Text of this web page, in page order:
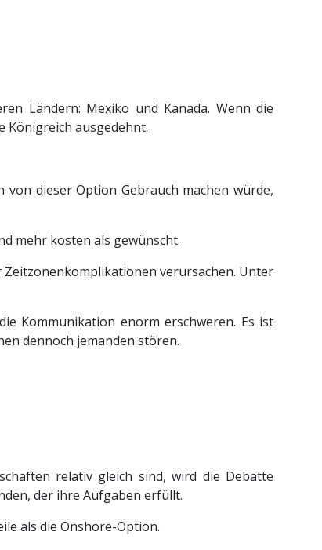
Ländern: Mexiko und Kanada. Wenn die
Königreich ausgedehnt.
dieser Option Gebrauch machen würde,
mehr kosten als gewünscht.
verursachen. Unter
Kommunikation enorm erschweren. Es ist
dennoch jemanden stören.
relativ gleich sind, wird die Debatte
der ihre Aufgaben erfüllt.
als die Onshore-Option.